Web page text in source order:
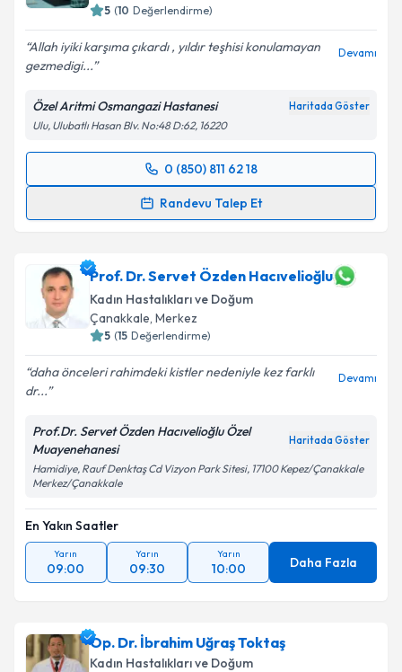
5 (10 Değerlendirme)
Allah iyiki karşıma çıkardı , yıldır teşhisi konulamayan
gezmedigi...
Devamı
Özel Aritmi Osmangazi Hastanesi Haritada Göster
Ulu, Ulubatlı Hasan Blv. No:48 D:62, 16220
0 (850) 811 62 18
Randevu Talep Et
Randevu Takvimi Talebi
takvim hazırlandığında e-posta ile bilgilendireceğiz.
E-posta Adresiniz
kapsamda işlenmesini kabul ediyorum.
Prof. Dr. Servet Özden Hacıvelioğlu
Kadın Hastalıkları ve Doğum
Çanakkale, Merkez
5 (15 Değerlendirme)
daha önceleri rahimdeki kistler nedeniyle kez farklı
dr...
Devamı
Prof.Dr. Servet Özden Hacıvelioğlu Özel
Muayenehanesi
Haritada Göster
Hamidiye, Rauf Denktaş Cd Vizyon Park Sitesi, 17100 Kepez/Çanakkale
Merkez/Çanakkale
En Yakın Saatler
Yarın
09:00
Yarın
09:30
Yarın
10:00 Daha Fazla
Op. Dr. İbrahim Uğraş Toktaş
Kadın Hastalıkları ve Doğum